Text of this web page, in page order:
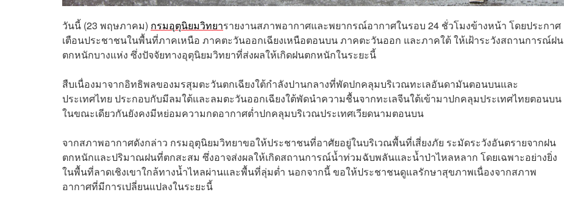
วันนี้ (23 พฤษภาคม) กรมอุตุนิยมวิทยารายงานสภาพอากาศและพยากรณ์อากาศในรอบ 24 ชั่วโมงข้างหน้า โดยประกาศ
เตือนประชาชนในพื้นที่ภาคเหนือ ภาคตะวันออกเฉียงเหนือตอนบน ภาคตะวันออก และภาคใต้ ให้เฝ้าระวังสถานการณ์ฝน
ตกหนักบางแห่ง ซึ่งปัจจัยทางอุตุนิยมวิทยาที่ส่งผลให้เกิดฝนตกหนักในระยะนี้
สืบเนื่องมาจากอิทธิพลของมรสุมตะวันตกเฉียงใต้กำลังปานกลางที่พัดปกคลุมบริเวณทะเลอันดามันตอนบนและ
ประเทศไทย ประกอบกับมีลมใต้และลมตะวันออกเฉียงใต้พัดนำความชื้นจากทะเลจีนใต้เข้ามาปกคลุมประเทศไทยตอนบน
ในขณะเดียวกันยังคงมีหย่อมความกดอากาศต่ำปกคลุมบริเวณประเทศเวียดนามตอนบน
จากสภาพอากาศดังกล่าว กรมอุตุนิยมวิทยาขอให้ประชาชนที่อาศัยอยู่ในบริเวณพื้นที่เสี่ยงภัย ระมัดระวังอันตรายจากฝน
ตกหนักและปริมาณฝนที่ตกสะสม ซึ่งอาจส่งผลให้เกิดสถานการณ์น้ำท่วมฉับพลันและน้ำป่าไหลหลาก โดยเฉพาะอย่างยิ่ง
ในพื้นที่ลาดเชิงเขาใกล้ทางน้ำไหลผ่านและพื้นที่ลุ่มต่ำ นอกจากนี้ ขอให้ประชาชนดูแลรักษาสุขภาพเนื่องจากสภาพ
อากาศที่มีการเปลี่ยนแปลงในระยะนี้